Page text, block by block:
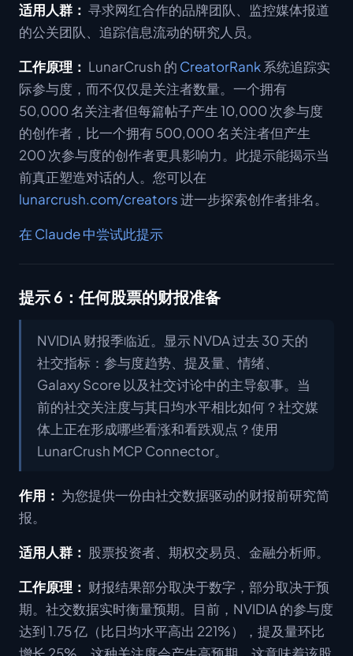
适用人群： 寻求网红合作的品牌团队、监控媒体报道
的公关团队、追踪信息流动的研究人员。
工作原理： LunarCrush 的 CreatorRank系统追踪实
际参与度，而不仅仅是关注者数量。一个拥有
50,000 名关注者但每篇帖子产生 10,000 次参与度
的创作者，比一个拥有 500,000 名关注者但产生
200 次参与度的创作者更具影响力。此提示能揭示当
前真正塑造对话的人。您可以在
lunarcrush.com/creators进一步探索创作者排名。
在 Claude 中尝试此提示
提示 6：任何股票的财报准备
NVIDIA 财报季临近。显示 NVDA 过去 30 天的
社交指标：参与度趋势、提及量、情绪、
Galaxy Score 以及社交讨论中的主导叙事。当
前的社交关注度与其日均水平相比如何？社交媒
体上正在形成哪些看涨和看跌观点？使用
LunarCrush MCP Connector。
作用： 为您提供一份由社交数据驱动的财报前研究简
报。
适用人群： 股票投资者、期权交易员、金融分析师。
工作原理： 财报结果部分取决于数字，部分取决于预
期。社交数据实时衡量预期。目前，NVIDIA 的参与度
达到 1.75 亿（比日均水平高出 221%），提及量环比